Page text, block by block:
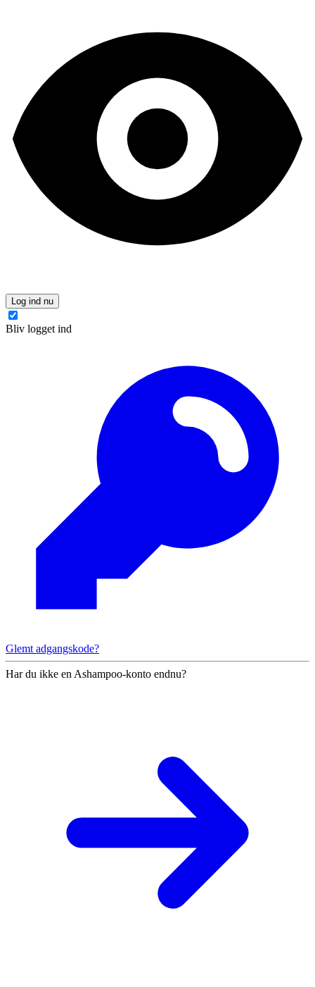
Log ind nu
Bliv logget ind
Glemt adgangskode?
Har du ikke en Ashampoo-konto endnu?